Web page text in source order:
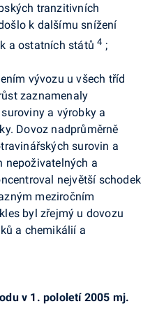
tranzitivních
k dalšímu snížení
a ostatních států4 ;
vývozu u všech tříd
zaznamenaly
a výrobky a
Dovoz nadprůměrně
surovin a
nepoživatelných a
největší schodek
meziročním
byl zřejmý u dovozu
a chemikálií a
v 1. pololetí 2005 mj.